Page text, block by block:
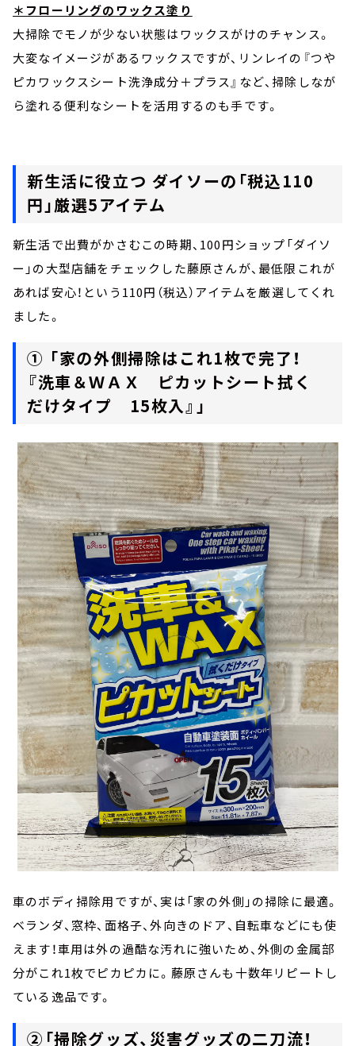
＊フローリングのワックス塗り
大掃除でモノが少ない状態はワックスがけのチャンス。
大変なイメージがあるワックスですが、リンレイの『つや
ピカワックスシート洗浄成分＋プラス』など、掃除しなが
ら塗れる便利なシートを活用するのも手です。
新生活に役立つ ダイソーの「税込110
円」厳選5アイテム
新生活で出費がかさむこの時期、100円ショップ「ダイソ
ー」の大型店舗をチェックした藤原さんが、最低限これが
あれば安心！という110円（税込）アイテムを厳選してくれ
ました。
① 「家の外側掃除はこれ1枚で完了！
『洗車＆ＷＡＸ ピカットシート拭く
だけタイプ 15枚入』」
車のボディ掃除用ですが、実は「家の外側」の掃除に最適。
ベランダ、窓枠、面格子、外向きのドア、自転車などにも使
えます！車用は外の過酷な汚れに強いため、外側の金属部
分がこれ1枚でピカピカに。藤原さんも十数年リピートし
ている逸品です。
②「掃除グッズ、災害グッズの二刀流！